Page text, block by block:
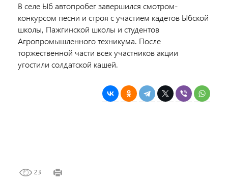
В селе Ыб автопробег завершился смотром-
конкурсом песни и строя с участием кадетов Ыбской
школы, Пажгинской школы и студентов
Агропромышленного техникума. После
торжественной части всех участников акции
угостили солдатской кашей.
23